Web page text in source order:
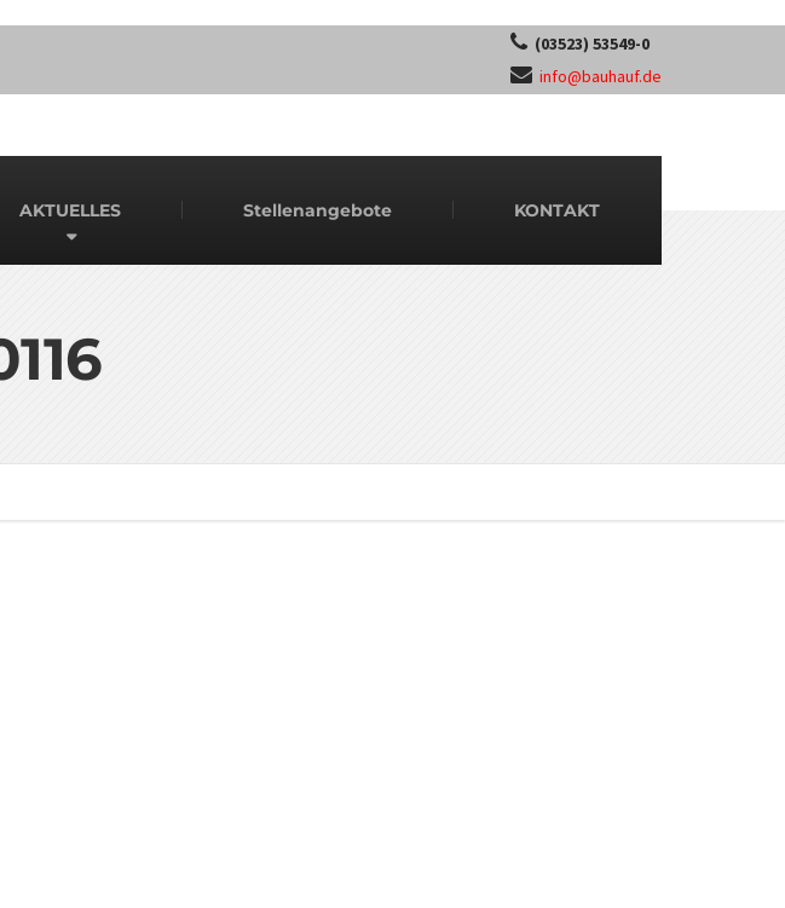
(03523) 53549-0
info@bauhauf.de
AKTUELLES Stellenangebote KONTAKT